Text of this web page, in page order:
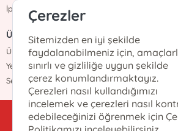
İptal İade
ÜYELİK
Üye Girişi
Yeni Üyelik
Sepetim
Çerezler
Sitemizden en iyi şekilde
faydalanabilmeniz için,
sınırlı ve gizliliğe uygun şekilde
çerez konumlandırmaktayız.
Çerezleri nasıl kullandığımızı
incelemek ve çerezleri nasıl
edebileceğinizi öğrenmek için